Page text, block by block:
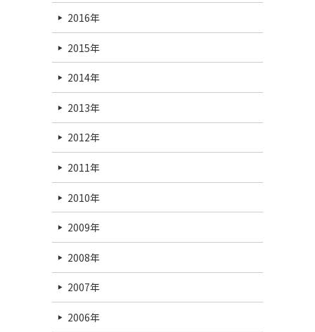
2016年
2015年
2014年
2013年
2012年
2011年
2010年
2009年
2008年
2007年
2006年